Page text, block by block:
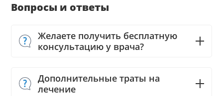
Вопросы и ответы
Желаете получить бесплатную
консультацию у врача?
Дополнительные траты на
лечение